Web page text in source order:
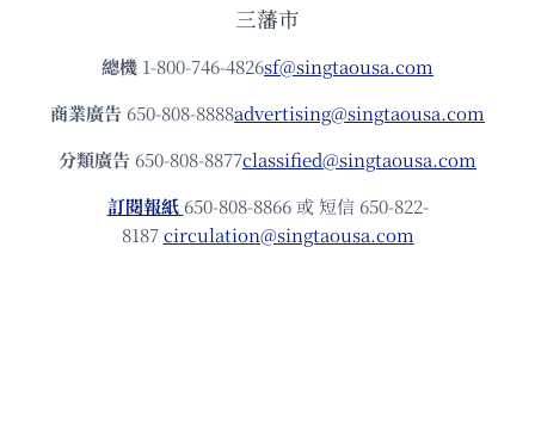
三藩市
總機 1-800-746-4826sf@singtaousa.com
商業廣告 650-808-8888advertising@singtaousa.com
分類廣告 650-808-8877classified@singtaousa.com
訂閱報紙 650-808-8866 或 短信 650-822-
8187circulation@singtaousa.com